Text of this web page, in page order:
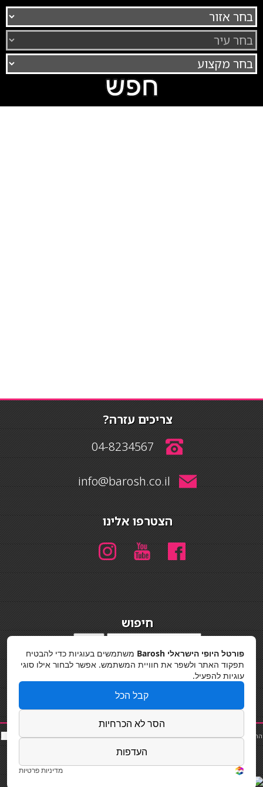
צריכים עזרה?
04-8234567
info@barosh.co.il
הצטרפו אלינו
חיפוש
מדיניות פרטיות
החלקות שיער|תאורה לבית|פאות ותוספות שיער|נייל סטודיו|תוספות שיער|שף פרטי|כ
סאות
פורטל היופי הישראלי Barosh
משתמשים בעוגיות כדי להבטיח
תפקוד האתר ולשפר את חוויית המשתמש. אפשר לבחור אילו סוגי
עוגיות להפעיל.
קבל הכל
הסר לא הכרחיות
העדפות
מדיניות פרטיות